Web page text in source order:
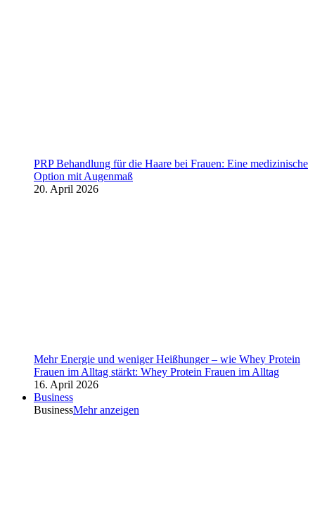
PRP Behandlung für die Haare bei Frauen: Eine medizinische
Option mit Augenmaß
20. April 2026
Mehr Energie und weniger Heißhunger – wie Whey Protein
Frauen im Alltag stärkt: Whey Protein Frauen im Alltag
16. April 2026
Business
BusinessMehr anzeigen